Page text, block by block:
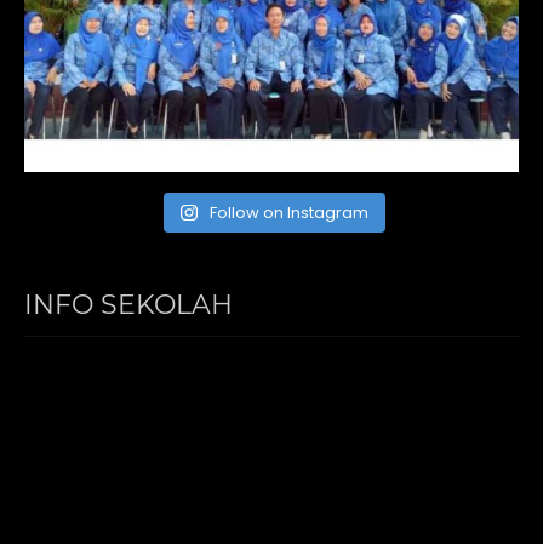
Follow on Instagram
INFO SEKOLAH